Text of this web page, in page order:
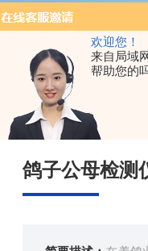
欢迎您！
来自局域
帮助您的
生化仪器
鸽子公母检测